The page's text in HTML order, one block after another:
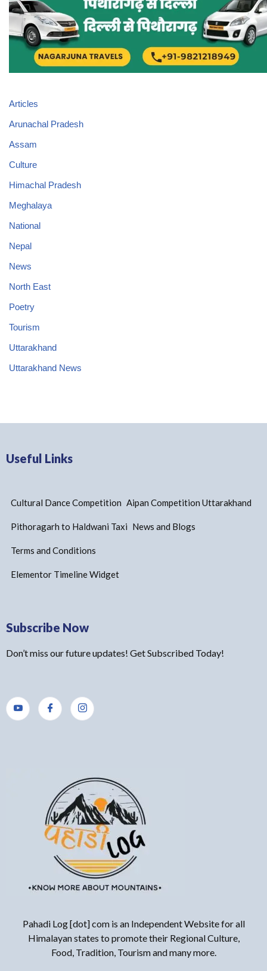
Articles
Arunachal Pradesh
Assam
Culture
Himachal Pradesh
Meghalaya
National
Nepal
News
North East
Poetry
Tourism
Uttarakhand
Uttarakhand News
Useful Links
Cultural Dance Competition Aipan Competition Uttarakhand
Pithoragarh to Haldwani Taxi News and Blogs
Terms and Conditions
Elementor Timeline Widget
Subscribe Now
Don’t miss our future updates! Get Subscribed Today!
Pahadi Log [dot] com is an Independent Website for all
Himalayan states to promote their Regional Culture,
Food, Tradition, Tourism and many more.